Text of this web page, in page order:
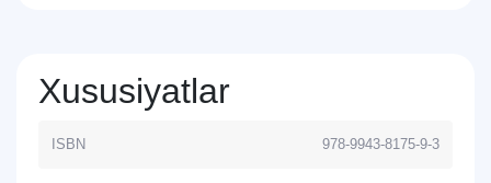
Xususiyatlar
ISBN 978-9943-8175-9-3